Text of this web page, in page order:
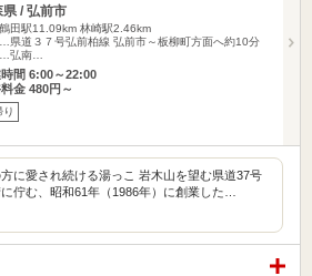
県 / 弘前市
田駅11.09km 林崎駅2.46km
県道３７号弘前柏線 弘前市～板柳町方面へ約10分
弘南…
間 6:00～22:00
金 480円～
り
に愛され続ける湯っこ 岩木山を望む県道37号
佇む、昭和61年（1986年）に創業した…